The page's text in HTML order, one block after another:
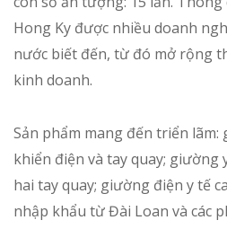
Hong Ky được nhiều doanh
nước biết đến, từ đó mở rộng
kinh doanh.
Sản phẩm mang đến triển
khiển điện và tay quay; giường
hai tay quay; giường điện y tế
nhập khẩu từ Đài Loan và các